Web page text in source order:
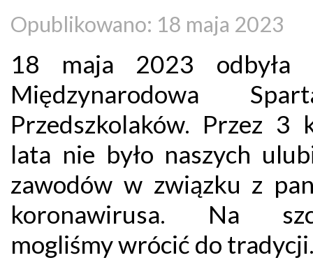
Opublikowano: 18 maja 2023
18 maja 2023 odbyła
Międzynarodowa
Przedszkolaków. Przez 3
lata nie było naszych
zawodów w związku z
koronawirusa. Na
mogliśmy wrócić do